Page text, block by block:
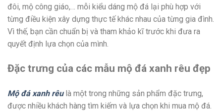
đôi, mộ công giáo,… mỗi kiểu dáng mộ đá lại phù hợp với
từng điều kiện xây dựng thực tế khác nhau của từng gia đình.
Vì thế, bạn cần chuẩn bị và tham khảo kĩ trước khi đưa ra
quyết định lựa chọn của mình.
Đặc trưng của các mẫu mộ đá xanh rêu đẹp
Mộ đá xanh rêulà một trong những sản phẩm đặc trưng,
được nhiều khách hàng tìm kiếm và lựa chọn khi mua mộ đá.